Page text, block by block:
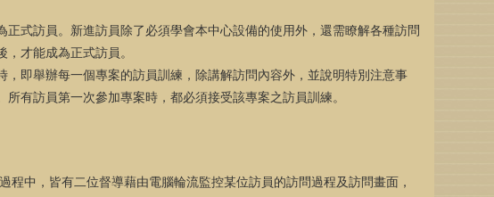
式訪員。新進訪員除了必須學會本中心設備的使用外，還需瞭解各種訪問
才能成為正式訪員。
，即舉辦每一個專案的訪員訓練，除講解訪問內容外，並說明特別注意事
有訪員第一次參加專案時，都必須接受該專案之訪員訓練。
程中，皆有二位督導藉由電腦輪流監控某位訪員的訪問過程及訪問畫面，